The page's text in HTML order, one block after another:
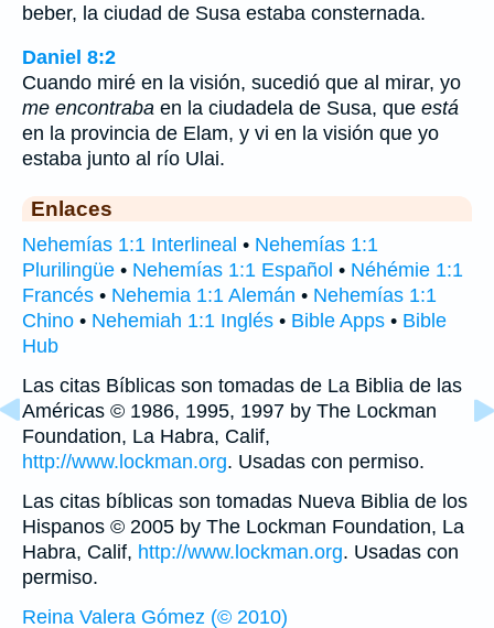
beber, la ciudad de Susa estaba consternada.
Daniel 8:2
Cuando miré en la visión, sucedió que al mirar, yo
me encontraba en la ciudadela de Susa, que está
en la provincia de Elam, y vi en la visión que yo
estaba junto al río Ulai.
Enlaces
Nehemías 1:1 Interlineal • Nehemías 1:1
Plurilingüe • Nehemías 1:1 Español • Néhémie 1:1
Francés • Nehemia 1:1 Alemán • Nehemías 1:1
Chino • Nehemiah 1:1 Inglés • Bible Apps • Bible
Hub
Las citas Bíblicas son tomadas de La Biblia de las
Américas © 1986, 1995, 1997 by The Lockman
Foundation, La Habra, Calif,
http://www.lockman.org. Usadas con permiso.
Las citas bíblicas son tomadas Nueva Biblia de los
Hispanos © 2005 by The Lockman Foundation, La
Habra, Calif, http://www.lockman.org. Usadas con
permiso.
Reina Valera Gómez (© 2010)